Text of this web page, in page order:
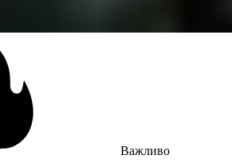
Важливо